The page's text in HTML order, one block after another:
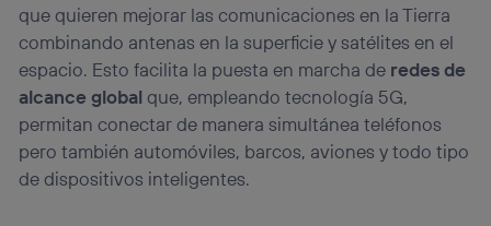
que quieren mejorar las comunicaciones en la Tierra
combinando antenas en la superficie y satélites en el
espacio. Esto facilita la puesta en marcha de redes de
alcance globalque, empleando tecnología 5G,
permitan conectar de manera simultánea teléfonos
pero también automóviles, barcos, aviones y todo tipo
de dispositivos inteligentes.